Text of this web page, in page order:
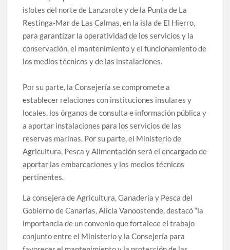
islotes del norte de Lanzarote y de la Punta de La
Restinga-Mar de Las Calmas, en la isla de El Hierro,
para garantizar la operatividad de los servicios y la
conservación, el mantenimiento y el funcionamiento de
los medios técnicos y de las instalaciones.
Por su parte, la Consejería se compromete a
establecer relaciones con instituciones insulares y
locales, los órganos de consulta e información pública y
a aportar instalaciones para los servicios de las
reservas marinas. Por su parte, el Ministerio de
Agricultura, Pesca y Alimentación será el encargado de
aportar las embarcaciones y los medios técnicos
pertinentes.
La consejera de Agricultura, Ganadería y Pesca del
Gobierno de Canarias, Alicia Vanoostende, destacó “la
importancia de un convenio que fortalece el trabajo
conjunto entre el Ministerio y la Consejería para